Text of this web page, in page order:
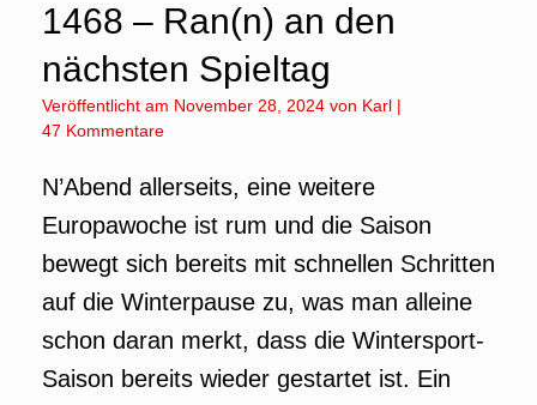
1468 – Ran(n) an den
nächsten Spieltag
Veröffentlicht am November 28, 2024 von Karl |
47 Kommentare
N’Abend allerseits, eine weitere
Europawoche ist rum und die Saison
bewegt sich bereits mit schnellen Schritten
auf die Winterpause zu, was man alleine
schon daran merkt, dass die Wintersport-
Saison bereits wieder gestartet ist. Ein